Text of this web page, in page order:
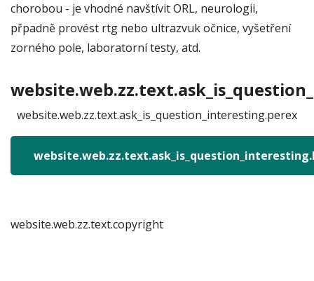
chorobou - je vhodné navštívit ORL, neurologii,
přpadně provést rtg nebo ultrazvuk očnice, vyšetření
zorného pole, laboratorní testy, atd.
website.web.zz.text.ask_is_question_interesting.perex
website.web.zz.text.copyright